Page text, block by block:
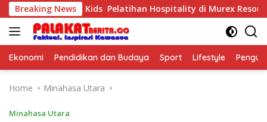
Skip
to
content
Breaking News
Purposeful Kids Pelatihan Hospitality di Murex Resort Kalasey
Ekonomi Pendidikan dan Budaya Sport Lifestyle
Home Minahasa Utara
Minahasa Utara